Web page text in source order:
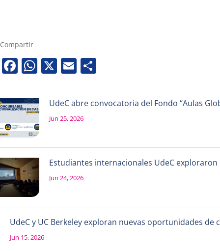
Compartir
Facebook
WhatsApp
X Email
UdeC abre convocatoria del Fondo “Aulas
Jun 25, 2026
Estudiantes internacionales UdeC
Jun 24, 2026
UdeC y UC Berkeley exploran nuevas oportunidades de
Jun 15, 2026